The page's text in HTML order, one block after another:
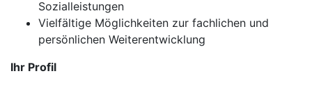
Sozialleistungen
Vielfältige Möglichkeiten zur fachlichen und
persönlichen Weiterentwicklung
Ihr Profil